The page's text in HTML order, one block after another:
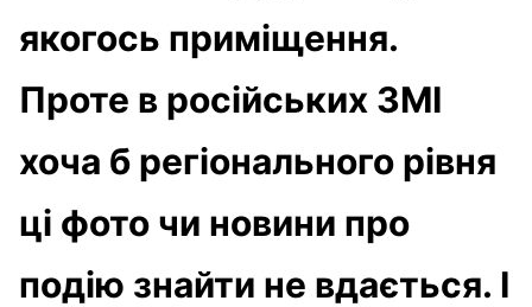
якогось приміщення.
Проте в російських ЗМІ
хоча б регіонального рівня
ці фото чи новини про
подію знайти не вдається. І